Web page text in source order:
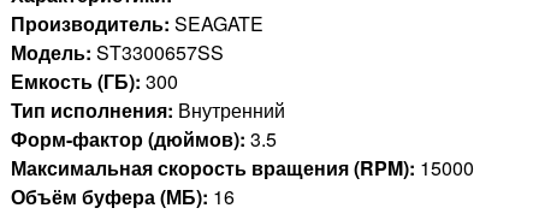
Производитель: SEAGATE
Модель: ST3300657SS
Емкость (ГБ): 300
Тип исполнения: Внутренний
Форм-фактор (дюймов): 3.5
Максимальная скорость вращения (RPM): 15000
Объём буфера (МБ): 16